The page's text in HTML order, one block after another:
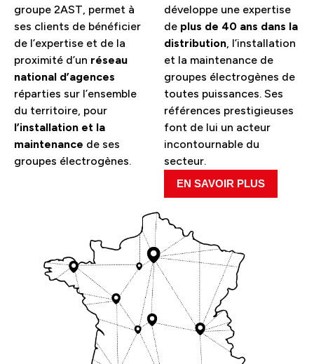
groupe 2AST, permet à
ses clients de bénéficier
de l’expertise et de la
proximité d’un réseau
national d’agences
réparties sur l’ensemble
du territoire, pour
l’installation et la
maintenance de ses
groupes électrogènes.
développe une expertise
de plus de 40 ans dans la
distribution, l’installation
et la maintenance de
groupes électrogènes de
toutes puissances. Ses
références prestigieuses
font de lui un acteur
incontournable du
secteur.
EN SAVOIR PLUS